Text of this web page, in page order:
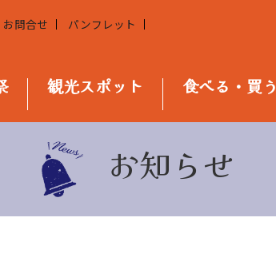
お問合せ
パンフレット
観光スポット 食べる・買う
お知らせ